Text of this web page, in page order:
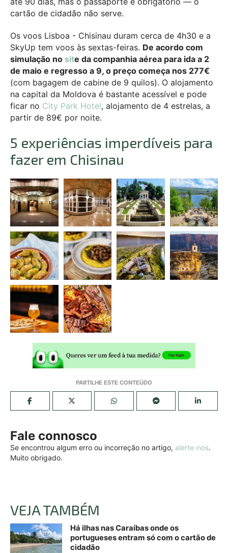
cartão de cidadão não serve.
Os voos Lisboa - Chisinau duram cerca de 4h30 e a
SkyUp tem voos às sextas-feiras. De acordo com
simulação no site da companhia aérea para ida a 2
de maio e regresso a 9, o preço começa nos 277€
(com bagagem de cabine de 9 quilos). O alojamento
na capital da Moldova é bastante acessível e pode
ficar no City Park Hotel, alojamento de 4 estrelas, a
partir de 89€ por noite.
5 experiências imperdíveis para
fazer em Chisinau
Fale connosco
Se encontrou algum erro ou incorreção no artigo, alerte-nos.
Muito obrigado.
VEJA TAMBÉM
Há ilhas nas Caraíbas onde os
portugueses entram só com o cartão de
cidadão